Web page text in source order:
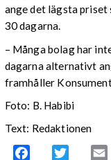
ange det lägsta priset
30 dagarna.
– Många bolag har
dagarna alternativt
framhåller
Foto: B. Habibi
Text: Redaktionen
Facebook Twitter